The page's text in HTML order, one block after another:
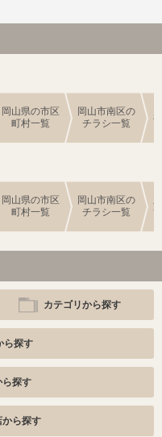
岡山県の市区
町村一覧
岡山市南区の
チラシ一覧
岡山県の市区
町村一覧
岡山市南区の
チラシ一覧
カテゴリから探す
ら探す
ら探す
から探す